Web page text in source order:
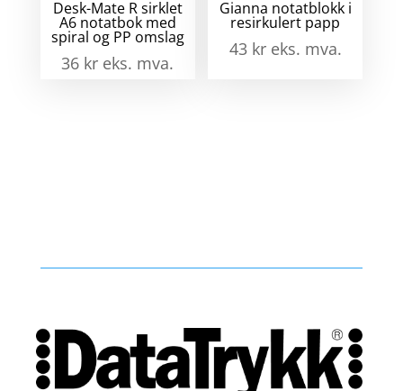
Desk-Mate R sirklet
A6 notatbok med
spiral og PP omslag
36 kr eks. mva.
Gianna notatblokk i
resirkulert papp
43 kr eks. mva.